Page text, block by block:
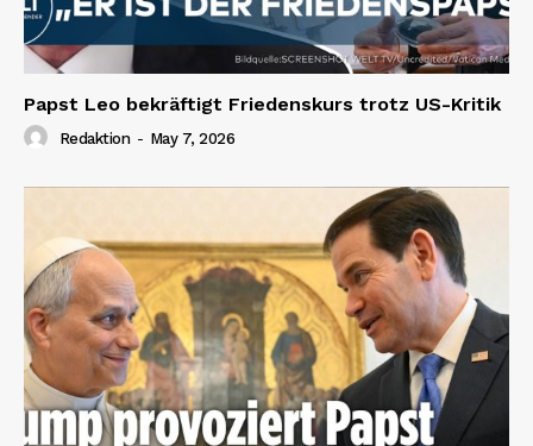
Papst Leo bekräftigt Friedenskurs trotz US-Kritik
Redaktion - May 7, 2026